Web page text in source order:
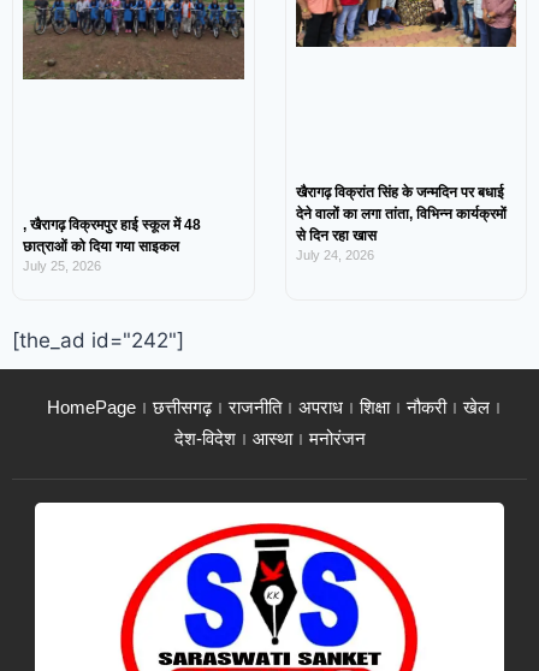
, खैरागढ़ विक्रमपुर हाई स्कूल में 48
छात्राओं को दिया गया साइकल
July 25, 2026
खैरागढ़ विक्रांत सिंह के जन्मदिन पर बधाई
देने वालों का लगा तांता, विभिन्न कार्यक्रमों
से दिन रहा खास
July 24, 2026
[the_ad id="242"]
HomePage छत्तीसगढ़ राजनीति अपराध शिक्षा नौकरी
खेल
देश-विदेश
आस्था मनोरंजन